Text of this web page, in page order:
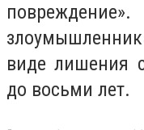
виде лишения
до восьми лет.